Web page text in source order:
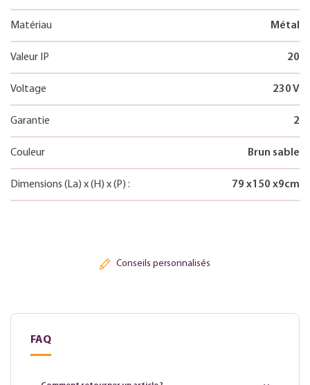
Matériau Métal
Valeur IP 20
Voltage 230 V
Garantie 2
Couleur Brun sable
Dimensions (La) x(H) x(P) : 79 x150 x9cm
Conseils personnalisés
FAQ